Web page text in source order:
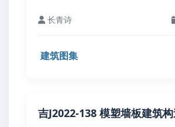
长青诗
建筑图集
吉J2022-138 模塑墙板建筑